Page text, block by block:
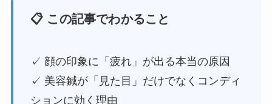
📋 この記事でわかること
✓ 顔の印象に「疲れ」が出る本当の原因
✓ 美容鍼が「見た目」だけでなくコンディ
ションに効く理由